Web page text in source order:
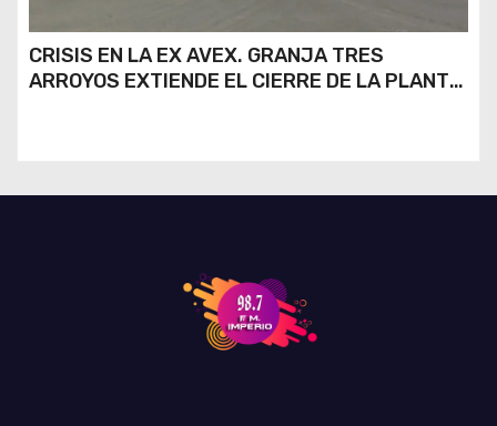
CRISIS EN LA EX AVEX. GRANJA TRES
ARROYOS EXTIENDE EL CIERRE DE LA PLANTA